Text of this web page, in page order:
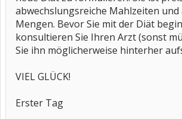
abwechslungsreiche Mahlzeiten und
Mengen. Bevor Sie mit der Diät
konsultieren Sie Ihren Arzt (sonst
Sie ihn möglicherweise hinterher
VIEL GLÜCK!
Erster Tag